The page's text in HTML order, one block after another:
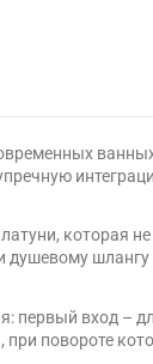
которая
первый вход –
повороте